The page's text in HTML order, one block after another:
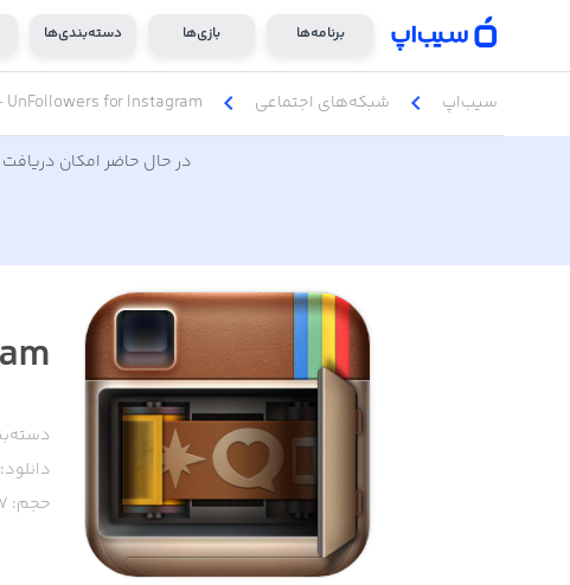
برنامه‌ها بازی‌ها دسته‌بندی‌ها
سیب‌اپ chevron_left شبکه‌های اجتماعی chevron_left
UnFollowers for Instagram +
در حال حاضر امکان
+
دانلود:
حجم: